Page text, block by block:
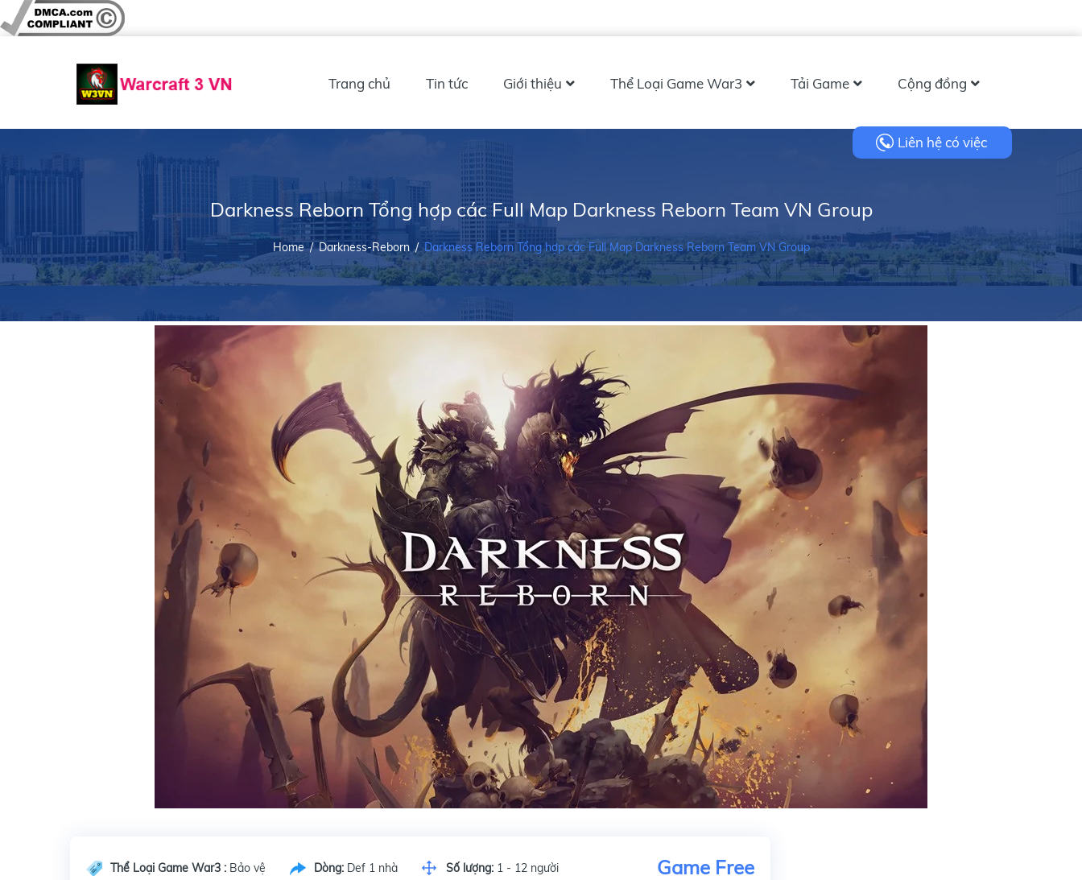
Trang chủ Tin tức Giới thiệu Thể Loại Game War3 Tải Game Cộng đồng
Liên hệ có việc
Darkness Reborn Tổng hợp các Full Map Darkness Reborn Team VN Group
Home /Darkness-Reborn / Darkness Reborn Tổng hợp các Full Map Darkness Reborn Team VN Group
Thể Loại Game War3 : Bảo vệ Dòng: Def 1 nhà Số lượng: 1 - 12 người Game Free